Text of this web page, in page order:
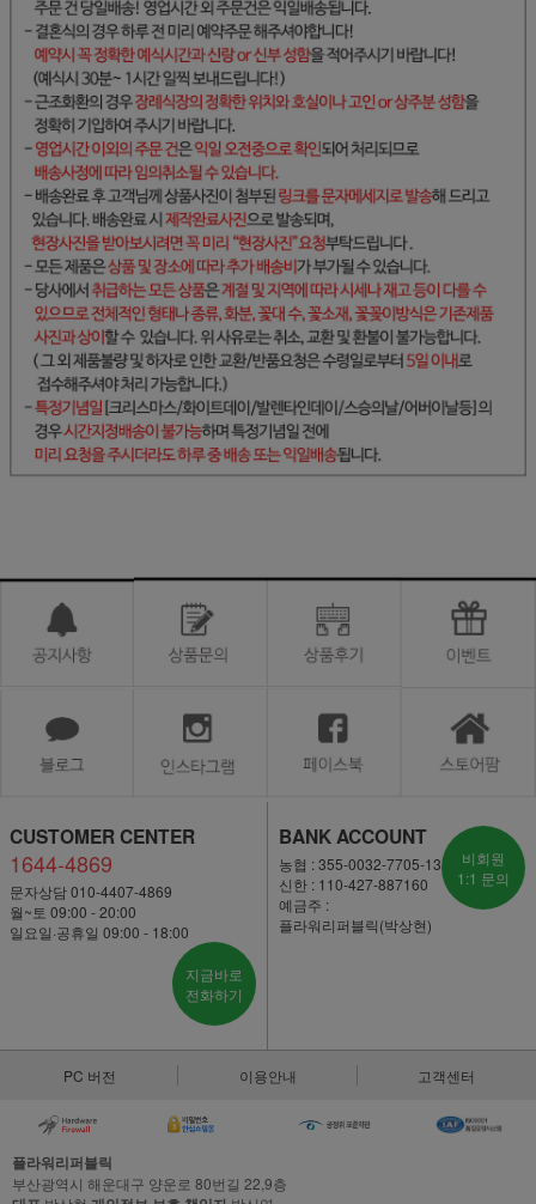
CUSTOMER CENTER
1644-4869
문자상담 010-4407-4869
월~토 09:00 - 20:00
일요일·공휴일 09:00 - 18:00
지금바로
전화하기
BANK ACCOUNT
농협 : 355-0032-7705-13
신한 : 110-427-887160
예금주 :
플라워리퍼블릭(박상현)
비회원
1:1 문의
PC 버전 이용안내 고객센터
플라워리퍼블릭
부산광역시 해운대구 양운로 80번길 22,9층